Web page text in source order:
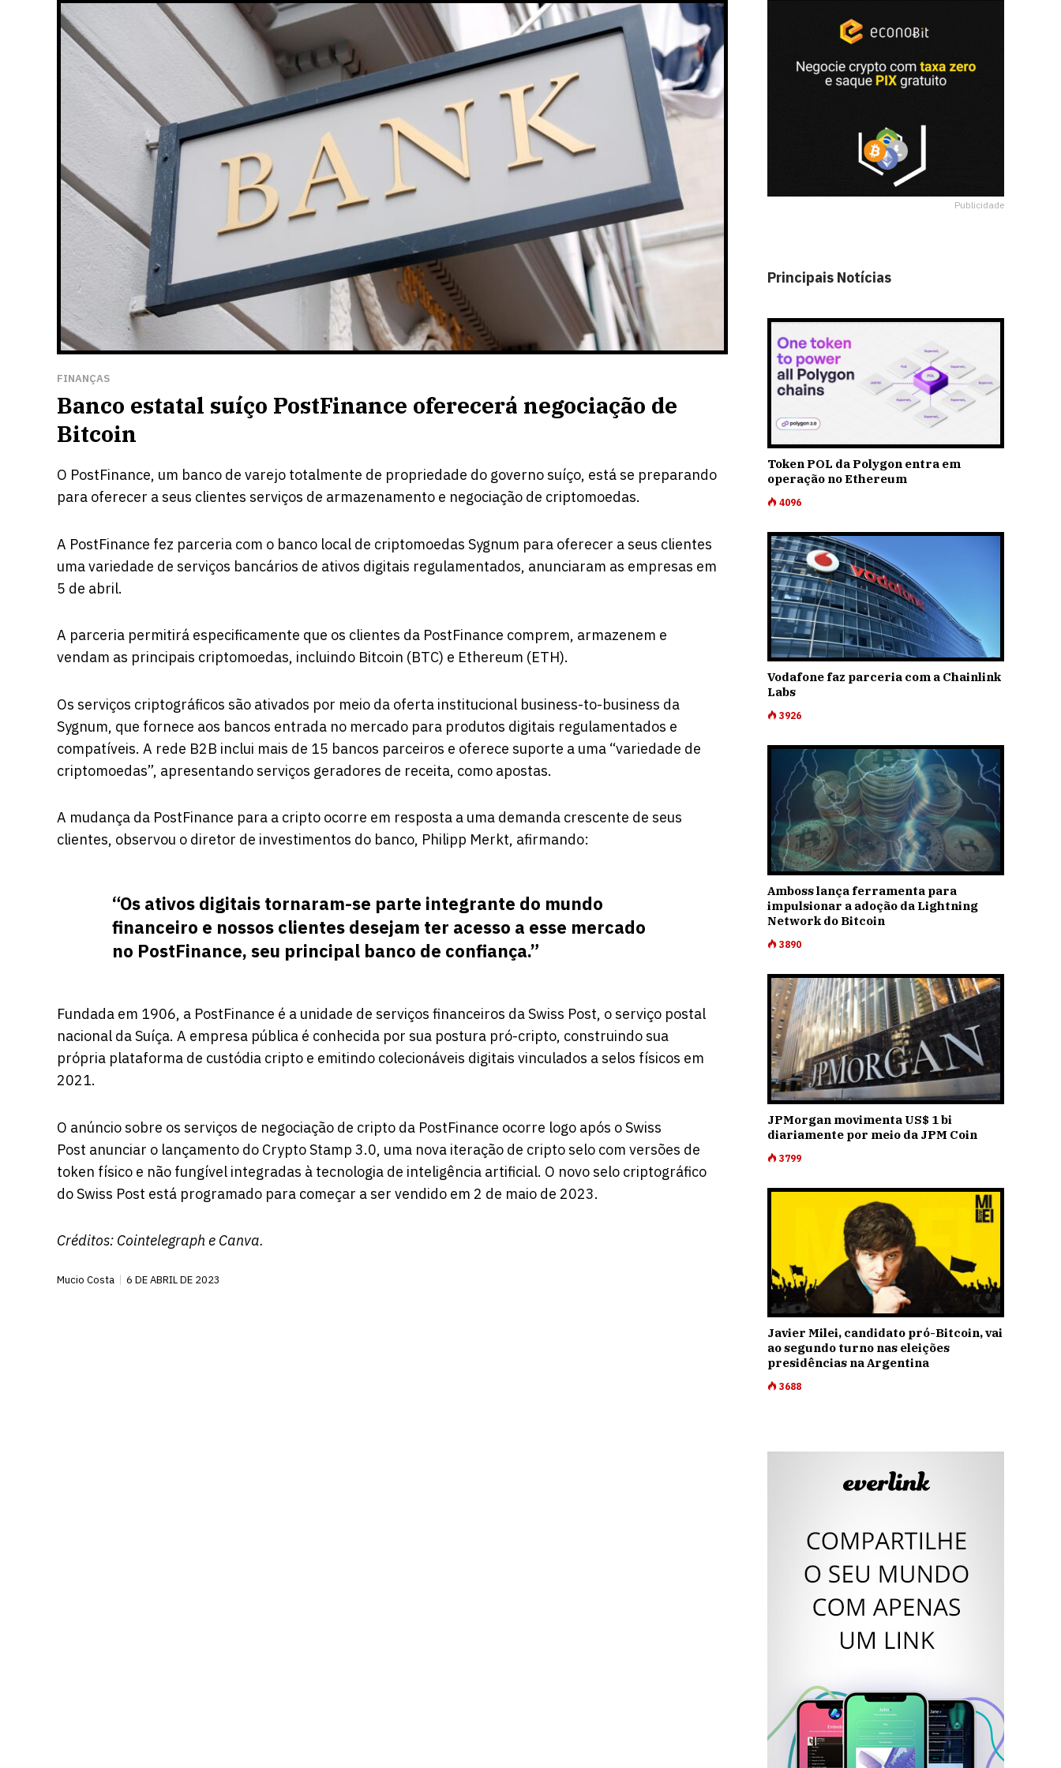
FINANÇAS
Banco estatal suíço PostFinance oferecerá negociação de
Bitcoin
O PostFinance, um banco de varejo totalmente de propriedade do governo suíço, está se preparando
para oferecer a seus clientes serviços de armazenamento e negociação de criptomoedas.
A PostFinance fez parceria com o banco local de criptomoedas Sygnum para oferecer a seus clientes
uma variedade de serviços bancários de ativos digitais regulamentados, anunciaram as empresas em
5 de abril.
A parceria permitirá especificamente que os clientes da PostFinance comprem, armazenem e
vendam as principais criptomoedas, incluindo Bitcoin (BTC) e Ethereum (ETH).
Os serviços criptográficos são ativados por meio da oferta institucional business-to-business da
Sygnum, que fornece aos bancos entrada no mercado para produtos digitais regulamentados e
compatíveis. A rede B2B inclui mais de 15 bancos parceiros e oferece suporte a uma “variedade de
criptomoedas”, apresentando serviços geradores de receita, como apostas.
A mudança da PostFinance para a cripto ocorre em resposta a uma demanda crescente de seus
clientes, observou o diretor de investimentos do banco, Philipp Merkt, afirmando:
“Os ativos digitais tornaram-se parte integrante do mundo
financeiro e nossos clientes desejam ter acesso a esse mercado
no PostFinance, seu principal banco de confiança.”
Fundada em 1906, a PostFinance é a unidade de serviços financeiros da Swiss Post, o serviço postal
nacional da Suíça. A empresa pública é conhecida por sua postura pró-cripto, construindo sua
própria plataforma de custódia cripto e emitindo colecionáveis ​​digitais vinculados a selos físicos em
2021.
O anúncio sobre os serviços de negociação de cripto da PostFinance ocorre logo após o Swiss
Post anunciar o lançamento do Crypto Stamp 3.0, uma nova iteração de cripto selo com versões de
token físico e não fungível integradas à tecnologia de inteligência artificial. O novo selo criptográfico
do Swiss Post está programado para começar a ser vendido em 2 de maio de 2023.
Créditos: Cointelegraph e Canva.
Mucio Costa 6 DE ABRIL DE 2023
Publicidade
Principais Notícias
Token POL da Polygon entra em
operação no Ethereum
4096
Vodafone faz parceria com a Chainlink
Labs
3926
Amboss lança ferramenta para
impulsionar a adoção da Lightning
Network do Bitcoin
3890
JPMorgan movimenta US$ 1 bi
diariamente por meio da JPM Coin
3799
Javier Milei, candidato pró-Bitcoin, vai
ao segundo turno nas eleições
presidências na Argentina
3688